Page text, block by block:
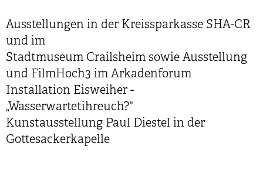
Ausstellungen in der Kreissparkasse SHA-CR
und im
Stadtmuseum Crailsheim sowie Ausstellung
und FilmHoch3 im Arkadenforum
Installation Eisweiher -
„Wasserwartetihreuch?“
Kunstausstellung Paul Diestel in der
Gottesackerkapelle